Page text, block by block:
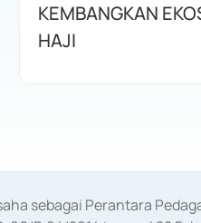
KEMBANGKAN
HAJI
sebagai Perantara